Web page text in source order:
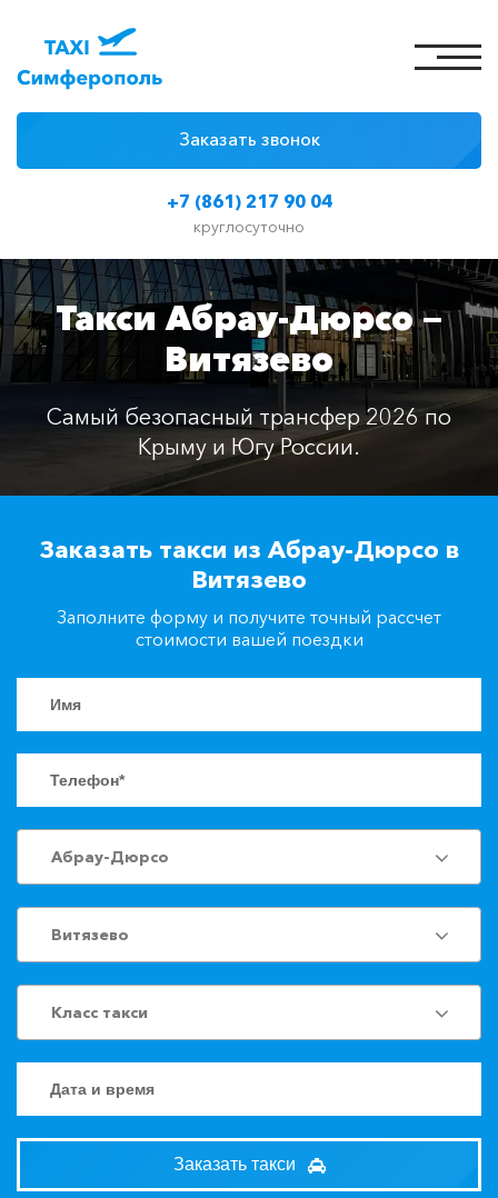
+7 (861) 217 90 04
круглосуточно
Заказать звонок
Цены на такси
Классы автомобилей
Отзывы
Контакты
+7(861)217-90-04
Заказать такси
Такси Абрау-Дюрсо —
Витязево
Самый безопасный трансфер 2026 по
Крыму и Югу России.
Заказать такси из Абрау-Дюрсо в
Витязево
Заполните форму и получите точный рассчет
стоимости вашей поездки
Абрау-Дюрсо
Витязево
Класс такси
Заказать такси